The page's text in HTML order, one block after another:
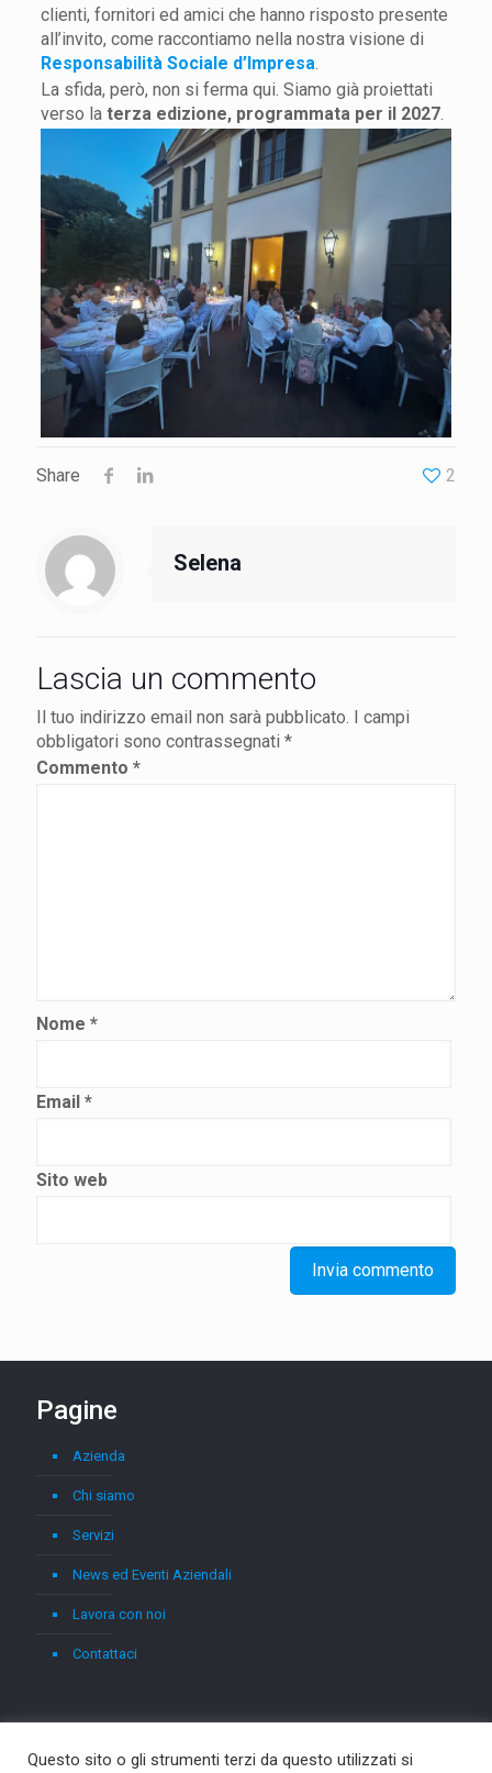
clienti, fornitori ed amici che hanno risposto presente
all’invito, come raccontiamo nella nostra visione di
Responsabilità Sociale d’Impresa.
La sfida, però, non si ferma qui. Siamo già proiettati
verso la terza edizione, programmata per il 2027.
Share 2
Selena
Lascia un commento
Il tuo indirizzo email non sarà pubblicato.
I campi
obbligatori sono contrassegnati *
Commento *
Nome *
Email *
Sito web
Pagine
Azienda
Chi siamo
Servizi
News ed Eventi Aziendali
Lavora con noi
Contattaci
Questo sito o gli strumenti terzi da questo utilizzati si